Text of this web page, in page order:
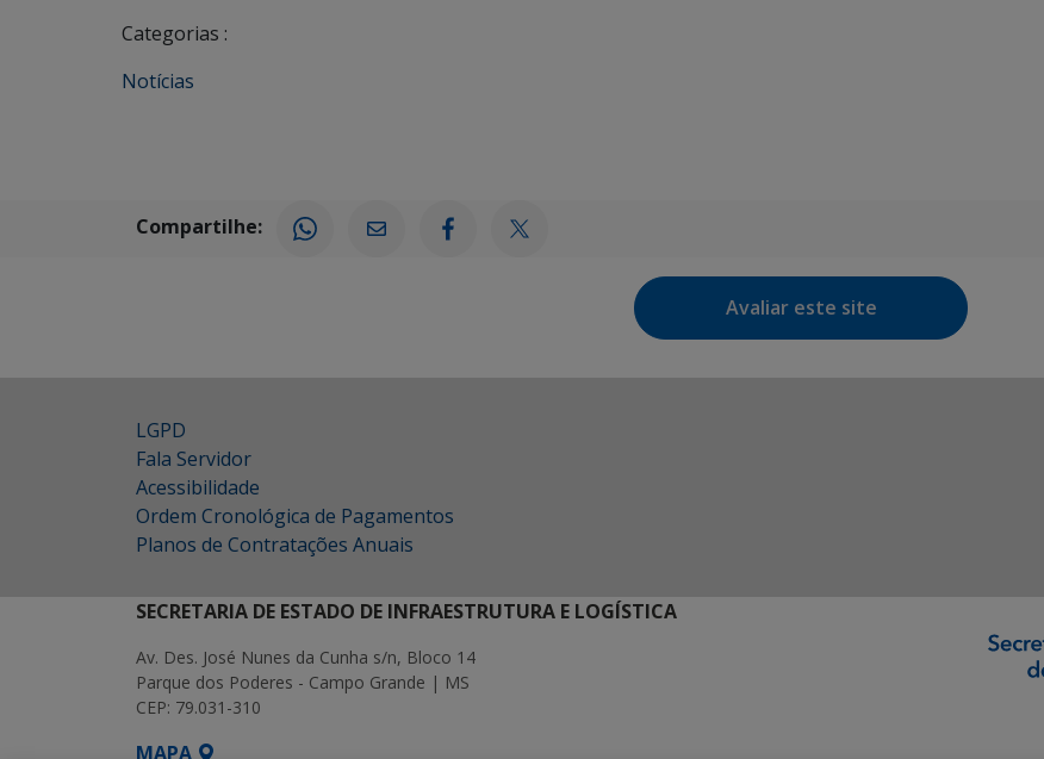
Categorias :
Notícias
Compartilhe:
Avaliar este site
LGPD
Fala Servidor
Acessibilidade
Ordem Cronológica de Pagamentos
Planos de Contratações Anuais
SECRETARIA DE ESTADO DE INFRAESTRUTURA E LOGÍSTICA
Av. Des. José Nunes da Cunha s/n, Bloco 14
Parque dos Poderes - Campo Grande | MS
CEP: 79.031-310
MAPA